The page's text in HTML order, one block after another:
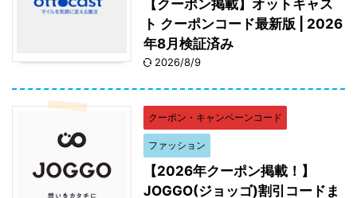
【クーポン掲載】オットキャス
ト クーポンコード最新版 | 2026
年8月検証済み
2026/8/9
クーポン・キャンペーンコード
ファッション
【2026年クーポン掲載！】
JOGGO(ジョッゴ)割引コードま